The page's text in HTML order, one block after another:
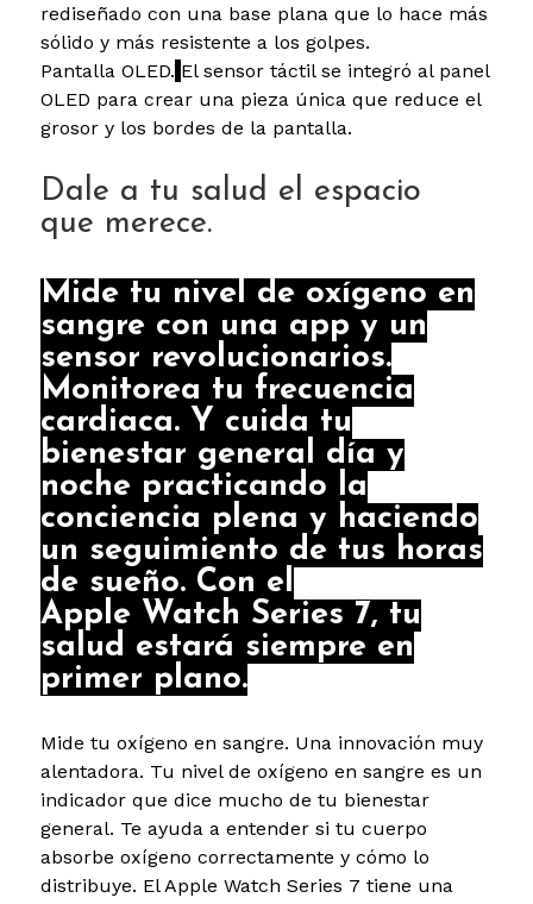
rediseñado con una base plana que lo hace más
sólido y más resistente a los golpes.
Pantalla OLED. El sensor táctil se integró al panel
OLED para crear una pieza única que reduce el
grosor y los bordes de la pantalla.
Dale a tu salud el espacio
que merece.
Mide tu nivel de oxígeno en
sangre con una app y un
sensor revolucionarios.
Monitorea tu frecuencia
cardiaca. Y cuida tu
bienestar general día y
noche practicando la
conciencia plena y haciendo
un seguimiento de tus horas
de sueño. Con el
Apple Watch Series 7, tu
salud estará siempre en
primer plano.
Mide tu oxígeno en sangre. Una innovación muy
alentadora. Tu nivel de oxígeno en sangre es un
indicador que dice mucho de tu bienestar
general. Te ayuda a entender si tu cuerpo
absorbe oxígeno correctamente y cómo lo
distribuye. El Apple Watch Series 7 tiene una